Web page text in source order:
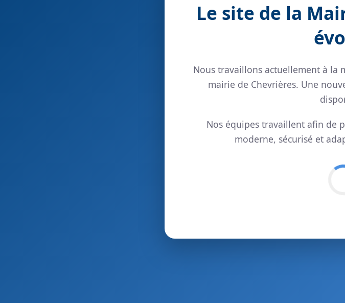
Le site de la
Nous travaillons actuellement à la
mairie de Chevrières. Une
Nos équipes travaillent afin de
moderne, sécurisé et